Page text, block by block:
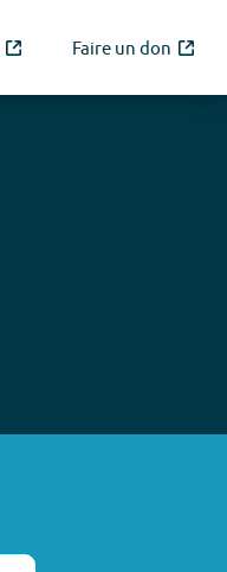
Faire un don